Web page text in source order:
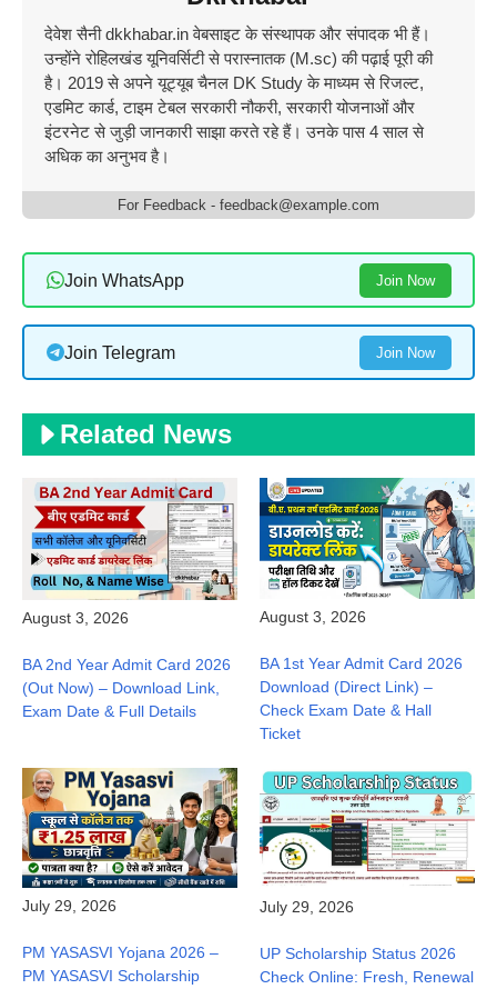
देवेश सैनी dkkhabar.in वेबसाइट के संस्थापक और संपादक भी हैं।
उन्होंने रोहिलखंड यूनिवर्सिटी से परास्नातक (M.sc) की पढ़ाई पूरी की
है। 2019 से अपने यूट्यूब चैनल DK Study के माध्यम से रिजल्ट,
एडमिट कार्ड, टाइम टेबल सरकारी नौकरी, सरकारी योजनाओं और
इंटरनेट से जुड़ी जानकारी साझा करते रहे हैं। उनके पास 4 साल से
अधिक का अनुभव है।
For Feedback - feedback@example.com
Join WhatsApp Join Now
Join Telegram Join Now
Related News
August 3, 2026
BA 2nd Year Admit Card 2026
(Out Now) – Download Link,
Exam Date & Full Details
August 3, 2026
BA 1st Year Admit Card 2026
Download (Direct Link) –
Check Exam Date & Hall
Ticket
July 29, 2026
PM YASASVI Yojana 2026 –
PM YASASVI Scholarship
July 29, 2026
UP Scholarship Status 2026
Check Online: Fresh, Renewal